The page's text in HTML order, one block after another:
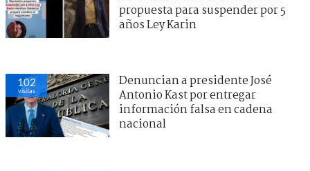
propuesta para suspender por 5
años Ley Karin
102
visitas
Denuncian a presidente José
Antonio Kast por entregar
información falsa en cadena
nacional